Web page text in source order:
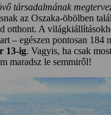
társadalmának
az Oszaka-öbölben
otthont. A
– egészen pontosan 184
13-ig. Vagyis, ha csak
maradsz le semmiről!